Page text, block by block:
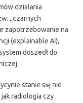
działania
„czarnych
zapotrzebowanie na
(explainable AI),
doszedł do
stanie się nie
radiologia czy